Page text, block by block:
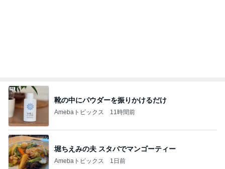
靴の中にパウダーを振りかけるだけ
Amebaトピックス 11時間前
堀ちえみの夫 スタバでマンゴーティー
Amebaトピックス 1日前